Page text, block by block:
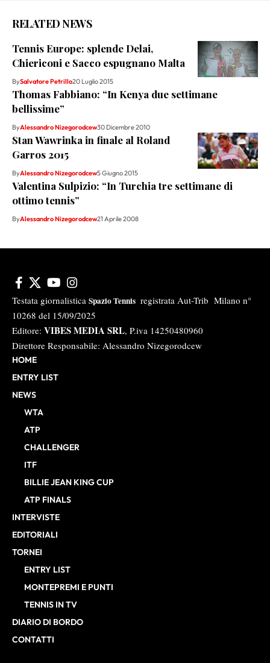
RELATED NEWS
Tennis Europe: splende Delai,
Chiericoni e Sacco espugnano Malta
BySalvatore Petrillo20 Luglio 2015
Thomas Fabbiano: “In Kenya due settimane
bellissime”
ByAlessandro Nizegorodcew30 Dicembre 2010
Stan Wawrinka in finale al Roland
Garros 2015
ByAlessandro Nizegorodcew5 Giugno 2015
Valentina Sulpizio: “In Turchia tre settimane di
ottimo tennis”
ByAlessandro Nizegorodcew21 Aprile 2008
Testata giornalistica Spazio Tennis registrata Aut-Trib Milano n°
10268 del 15/09/2025
Editore: VIBES MEDIA SRL, P.iva 14250480960
Direttore Responsabile: Alessandro Nizegorodcew
HOME
ENTRY LIST
NEWS
WTA
ATP
CHALLENGER
ITF
BILLIE JEAN KING CUP
ATP FINALS
INTERVISTE
EDITORIALI
TORNEI
ENTRY LIST
MONTEPREMI E PUNTI
TENNIS IN TV
DIARIO DI BORDO
CONTATTI